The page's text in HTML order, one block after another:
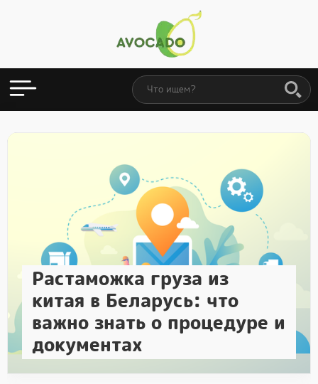
Растаможка груза из
китая в Беларусь: что
важно знать о процедуре и
документах